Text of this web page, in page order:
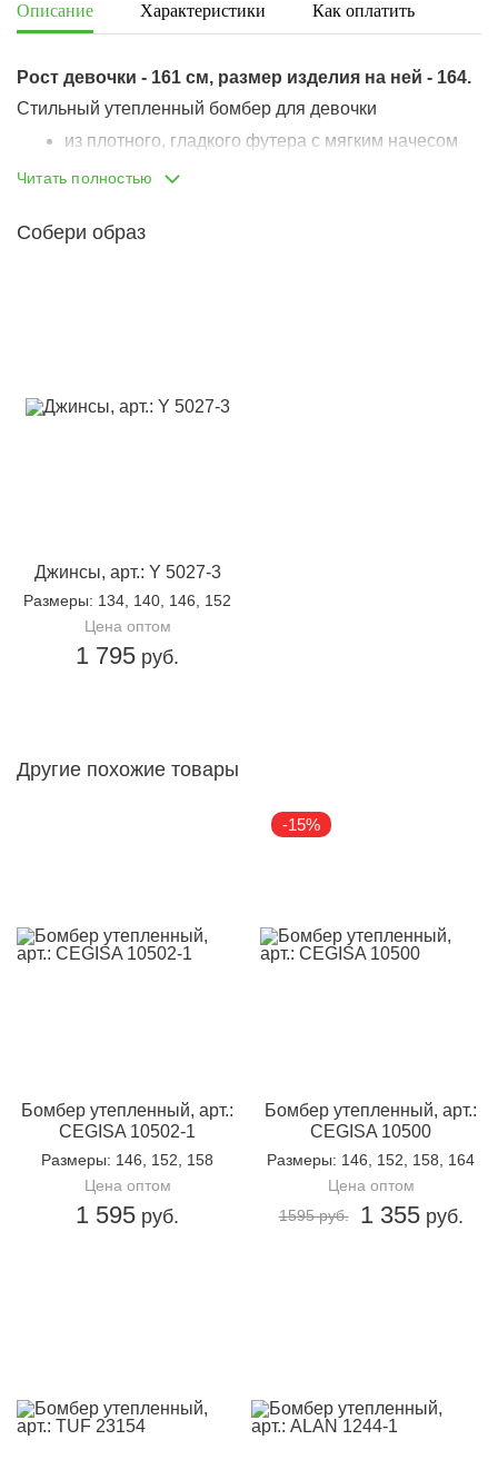
Описание Характеристики Как оплатить
Рост девочки - 161 см, размер изделия на ней - 164.
Стильный утепленный бомбер для девочки
из плотного, гладкого футера с мягким начесом
оверсайз
застегивается на аккуратную металлическую
Читать полностью
Собери образ
Джинсы, арт.: Y 5027-3
Размеры: 134, 140, 146, 152
Цена оптом
1 795 руб.
Другие похожие товары
Бомбер утепленный, арт.:
CEGISA 10502-1
Размеры: 146, 152, 158
Цена оптом
1 595 руб.
-15%
Бомбер утепленный, арт.:
CEGISA 10500
Размеры: 146, 152, 158, 164
Цена оптом
1595 руб.
1 355руб.